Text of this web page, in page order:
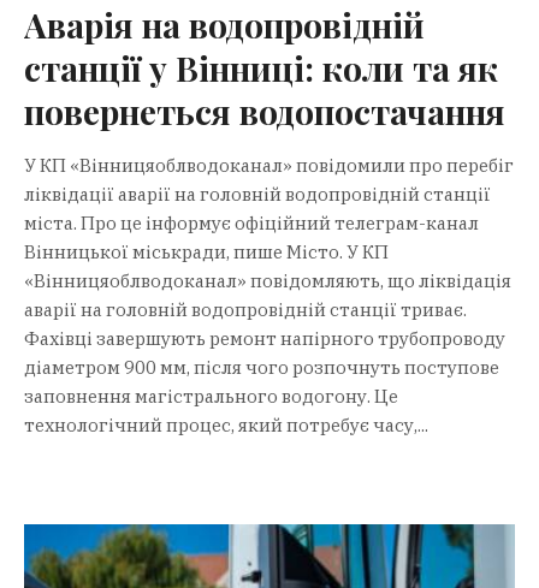
Аварія на водопровідній
станції у Вінниці: коли та як
повернеться водопостачання
У КП «Вінницяоблводоканал» повідомили про перебіг
ліквідації аварії на головній водопровідній станції
міста. Про це інформує офіційний телеграм-канал
Вінницької міськради, пише Місто. У КП
«Вінницяоблводоканал» повідомляють, що ліквідація
аварії на головній водопровідній станції триває.
Фахівці завершують ремонт напірного трубопроводу
діаметром 900 мм, після чого розпочнуть поступове
заповнення магістрального водогону. Це
технологічний процес, який потребує часу,...